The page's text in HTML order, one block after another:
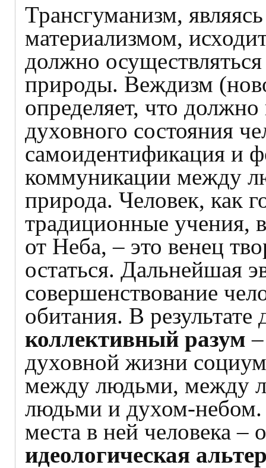
Трансгуманизм,
материализмом,
должно
природы. Веждизм
определяет, что
духовного состояния
самоидентификация и
коммуникации между
природа. Человек, как
традиционные учения,
от Неба, – это венец
остаться. Дальнейшая
совершенствование
обитания. В
коллективный разум
духовной жизни
между людьми, между
людьми и духом-
места в ней человека –
идеологическая